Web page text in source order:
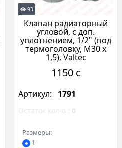
93
Клапан радиаторный
угловой, с доп.
уплотнением, 1/2" (под
термоголовку, М30 x
1,5), Valtec
1150 c
Артикул: 1791
Остаток кол-о : 0
Размеры:
1